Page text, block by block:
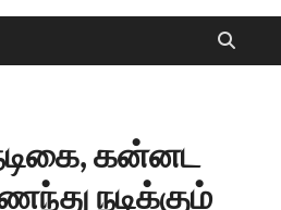
கன்னட
நடிக்கும்